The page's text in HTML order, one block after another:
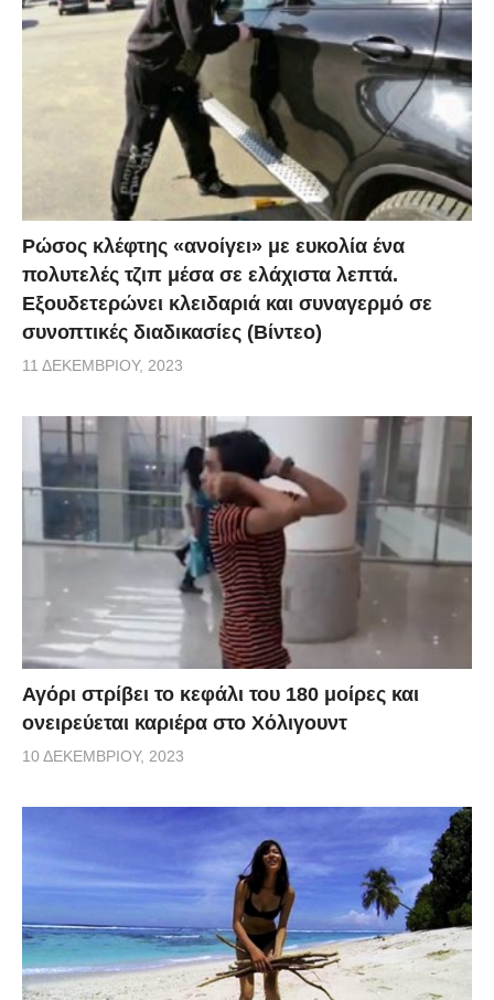
Ρώσος κλέφτης «ανοίγει» με ευκολία ένα
πολυτελές τζιπ μέσα σε ελάχιστα λεπτά.
Εξουδετερώνει κλειδαριά και συναγερμό σε
συνοπτικές διαδικασίες (Βίντεο)
11 ΔΕΚΕΜΒΡΊΟΥ, 2023
Αγόρι στρίβει το κεφάλι του 180 μοίρες και
ονειρεύεται καριέρα στο Χόλιγουντ
10 ΔΕΚΕΜΒΡΊΟΥ, 2023